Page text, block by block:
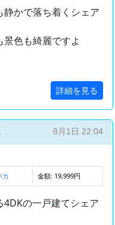
かで落ち着くシェア
色も綺麗ですよ
詳細を見る
8月1日 22:04
カ 金額: 19,999円
の一戸建てシェア